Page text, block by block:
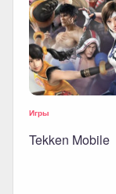
Игры
Tekken Mobile